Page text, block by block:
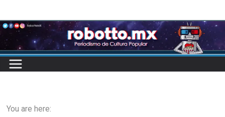
to
content
You are here: